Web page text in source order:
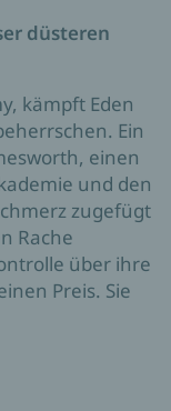
düsteren
kämpft Eden
Ein
einen
und den
zugefügt
Rache
über ihre
Preis. Sie